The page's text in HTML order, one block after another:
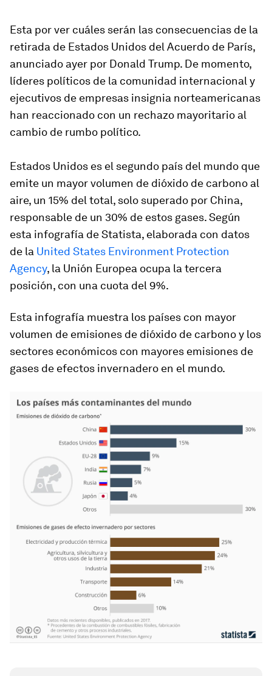
Esta por ver cuáles serán las consecuencias de la
retirada de Estados Unidos del Acuerdo de París,
anunciado ayer por Donald Trump. De momento,
líderes políticos de la comunidad internacional y
ejecutivos de empresas insignia norteamericanas
han reaccionado con un rechazo mayoritario al
cambio de rumbo político.
Estados Unidos es el segundo país del mundo que
emite un mayor volumen de dióxido de carbono al
aire, un 15% del total, solo superado por China,
responsable de un 30% de estos gases. Según
esta infografía de Statista, elaborada con datos
de la United States Environment Protection
Agency, la Unión Europea ocupa la tercera
posición, con una cuota del 9%.
Esta infografía muestra los países con mayor
volumen de emisiones de dióxido de carbono y los
sectores económicos con mayores emisiones de
gases de efectos invernadero en el mundo.